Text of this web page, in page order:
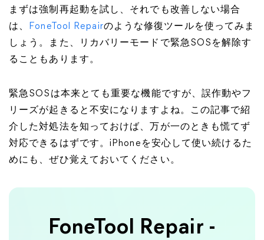
まずは強制再起動を試し、それでも改善しない場合
は、
FoneTool Repairのような修復ツールを使ってみま
しょう。また、リカバリーモードで緊急SOSを解除す
ることもあります。
緊急SOSは本来とても重要な機能ですが、誤作動やフ
リーズが起きると不安になりますよね。この記事で紹
介した対処法を知っておけば、万が一のときも慌てず
対応できるはずです。iPhoneを安心して使い続けるた
めにも、ぜひ覚えておいてください。
FoneTool Repair -